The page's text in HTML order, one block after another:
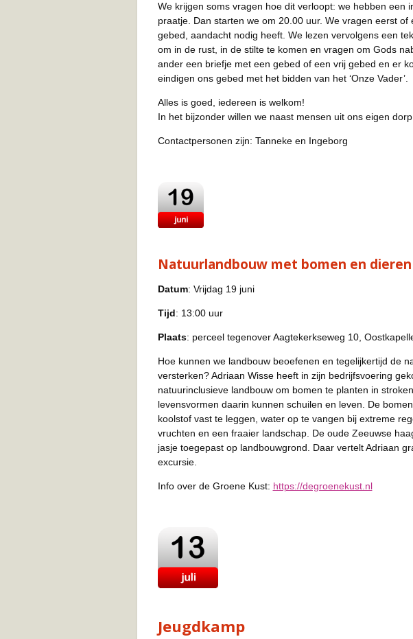
We krijgen soms vragen hoe dit verloopt: we hebben
praatje. Dan starten we om 20.00 uur. We vragen eerst
gebed, aandacht nodig heeft. We lezen vervolgens een
om in de rust, in de stilte te komen en vragen om Gods
ander een briefje met een gebed of een vrij gebed en er
eindigen ons gebed met het bidden van het ‘Onze Vader’.
Alles is goed, iedereen is welkom!
In het bijzonder willen we naast mensen uit ons eigen
Contactpersonen zijn: Tanneke en Ingeborg
Natuurlandbouw met bomen en dieren
Datum: Vrijdag 19 juni
Tijd: 13:00 uur
Plaats: perceel tegenover Aagtekerkseweg 10,
Hoe kunnen we landbouw beoefenen en tegelijkertijd de
versterken? Adriaan Wisse heeft in zijn bedrijfsvoering
natuurinclusieve landbouw om bomen te planten in
levensvormen daarin kunnen schuilen en leven. De
koolstof vast te leggen, water op te vangen bij extreme
vruchten en een fraaier landschap. De oude Zeeuwse
jasje toegepast op landbouwgrond. Daar vertelt Adriaan
excursie.
Info over de Groene Kust: https://degroenekust.nl
Jeugdkamp